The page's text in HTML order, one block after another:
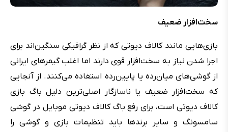
سخت‌افزار ضعیف
بازی‌هایی مانند کالاف دیوتی که از نظر گرافیکی سنگین‌اند برای
اجرا شدن نیاز به سخت‌افزار قوی دارند اما اغلب گیمرهای ایرانی
از گوشی‌های میان‌رده یا پایین‌رده استفاده می‌کنند. از آنجایی
که سخت‌افزار ضعیف یا ناسازگار اصلی‌ترین دلیل باگ بازی
کالاف دیوتی است، برای رفع باگ کالاف دیوتی موبایل در گوشی
سامسونگ و سایر برندها باید تنظیمات بازی و گوشی را